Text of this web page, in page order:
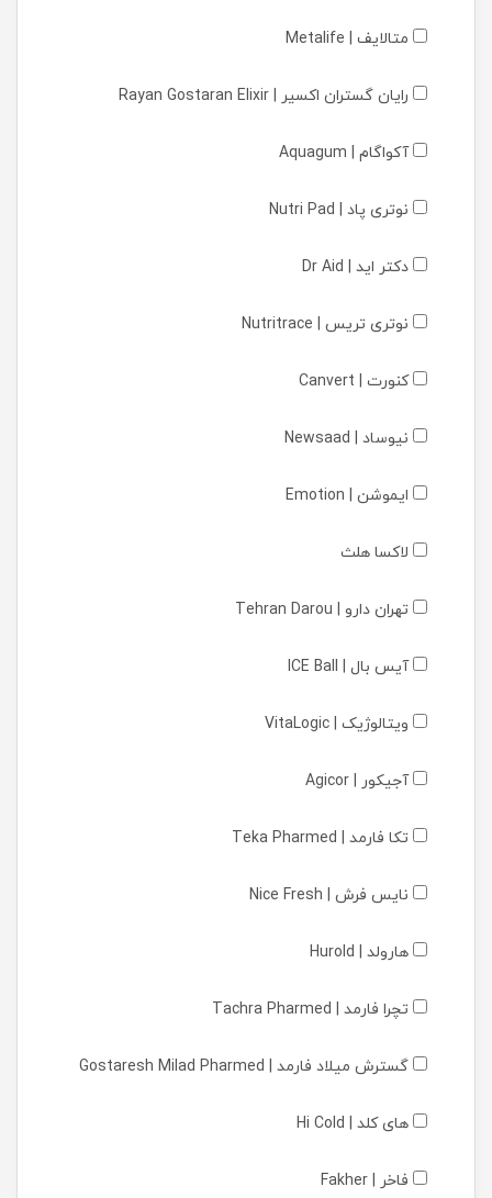
متالایف | Metalife
رایان گستران اکسیر | Rayan Gostaran Elixir
آکواگام | Aquagum
نوتری پاد | Nutri Pad
دکتر اید | Dr Aid
نوتری تریس | Nutritrace
کنورت | Canvert
نیوساد | Newsaad
ایموشن | Emotion
لاکسا هلث
تهران دارو | Tehran Darou
آیس بال | ICE Ball
ویتالوژیک | VitaLogic
آجیکور | Agicor
تکا فارمد | Teka Pharmed
نایس فرش | Nice Fresh
هارولد | Hurold
تچرا فارمد | Tachra Pharmed
گسترش میلاد فارمد | Gostaresh Milad Pharmed
های کلد | Hi Cold
فاخر | Fakher